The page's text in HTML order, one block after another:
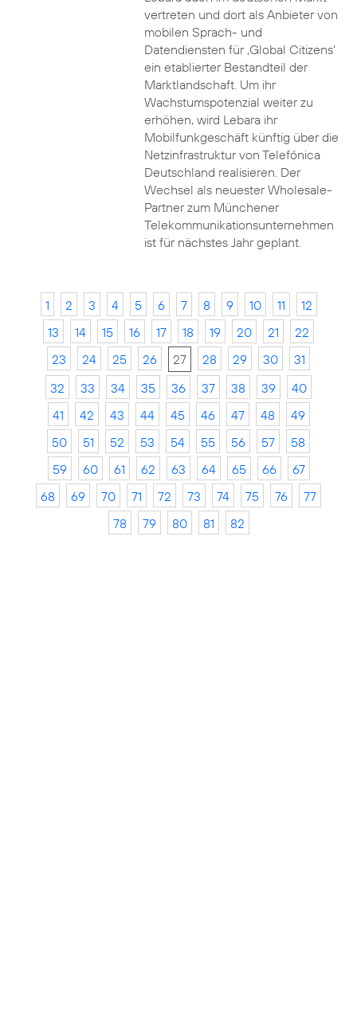
vertreten und dort als Anbieter von
mobilen Sprach- und
Datendiensten für ‚Global Citizens‘
ein etablierter Bestandteil der
Marktlandschaft. Um ihr
Wachstumspotenzial weiter zu
erhöhen, wird Lebara ihr
Mobilfunkgeschäft künftig über die
Netzinfrastruktur von Telefónica
Deutschland realisieren. Der
Wechsel als neuester Wholesale-
Partner zum Münchener
Telekommunikationsunternehmen
ist für nächstes Jahr geplant.
1 2 3 4 5 6 7 8 9 10 11
12
13
14 15 16 17 18 19 20 21
22
23
24 25 26 27 28 29 30
31
32
33 34 35 36 37 38 39
40
41
42 43 44 45 46 47 48
49
50
51 52 53 54 55 56 57
58
59
60 61 62 63 64 65 66
67
68
69 70 71 72 73 74 75 76
77
78
79 80 81 82